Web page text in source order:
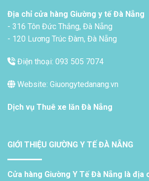
Địa chỉ cửa hàng Giường y tế Đà Nẵng
- 316 Tôn Đức Thắng, Đà Nẵng
- 120 Lương Trúc Đàm, Đà Nẵng
Điện thoại: 093 505 7074
Website: Giuongytedanang.vn
Dịch vụ Thuê xe lăn Đà Nẵng
GIỚI THIỆU GIƯỜNG Y TẾ ĐÀ NẴNG
Cửa hàng Giường Y Tế Đà Nẵng là địa